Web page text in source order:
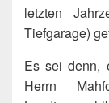
letzten
Tiefgarage)
Es sei denn,
Herrn